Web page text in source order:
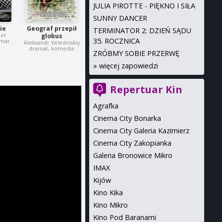
Geograf przepił
globus
Aleksandr Veledinskiy
dramat, komedia
JULIA PIROTTE - PIĘKNO I SIŁA
SUNNY DANCER
TERMINATOR 2: DZIEŃ SĄDU
35. ROCZNICA
ZRÓBMY SOBIE PRZERWĘ
» więcej zapowiedzi
Repertuar Kin
Agrafka
Cinema City Bonarka
Cinema City Galeria Kazimierz
Cinema City Zakopianka
Galeria Bronowice Mikro
IMAX
Kijów
Kino Kika
Kino Mikro
Kino Pod Baranami